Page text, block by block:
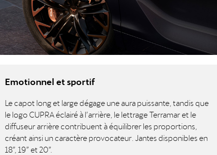
Emotionnel et sportif
Le capot long et large dégage une aura puissante, tandis que
le logo CUPRA éclairé à l’arrière, le lettrage Terramar et le
diffuseur arrière contribuent à équilibrer les proportions,
créant ainsi un caractère provocateur. Jantes disponibles en
18”, 19” et 20”.